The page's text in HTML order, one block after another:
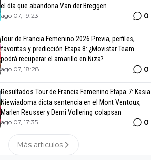
el día que abandona Van der Breggen
ago 07, 19:23 0
Tour de Francia Femenino 2026 Previa, perfiles,
favoritas y predicción Etapa 8: ¿Movistar Team
podrá recuperar el amarillo en Niza?
ago 07, 18:28 0
Resultados Tour de Francia Femenino Etapa 7: Kasia
Niewiadoma dicta sentencia en el Mont Ventoux,
Marlen Reusser y Demi Vollering colapsan
ago 07, 17:35 0
Más articulos